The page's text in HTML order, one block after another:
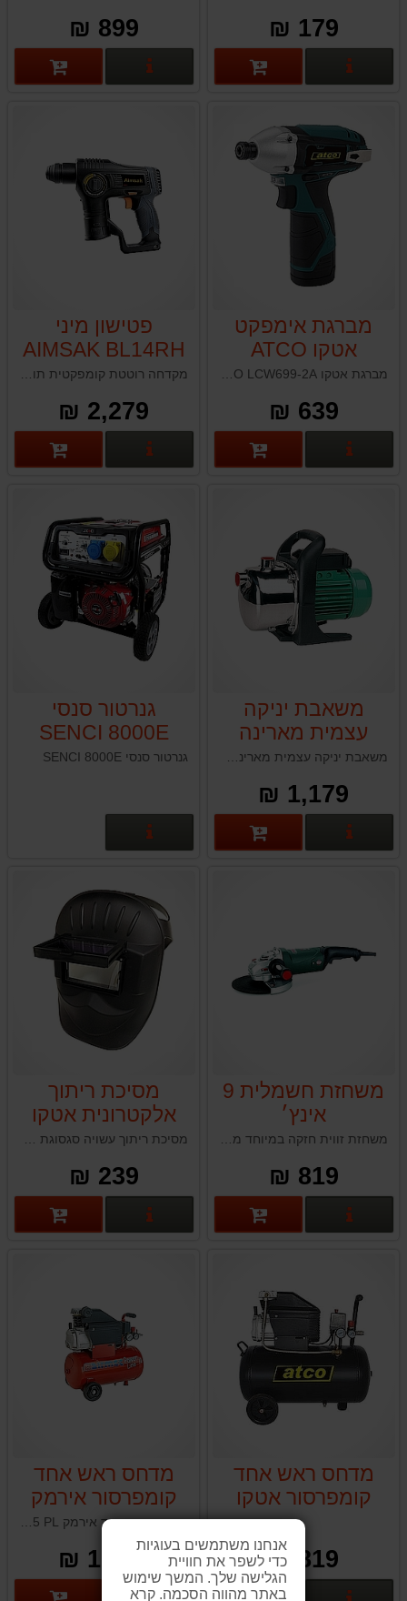
אנחנו משתמשים בעוגיות
כדי לשפר את חוויית
הגלישה שלך. המשך שימוש
באתר מהווה הסכמה. קרא
179 ₪
פרטים נוספים
LCW699-2A
899 ₪
פרטים נוספים
מברגת אימפקט
אטקו ATCO
LCW699-2A
639 ₪
פרטים נוספים
פטישון מיני
AIMSAK BL14RH
2,279 ₪
פרטים נוספים
משאבת יניקה
עצמית מארינה
MARINA CAM 88
HL
1,179 ₪
פרטים נוספים
גנרטור סנסי
SENCI 8000E
גנרטור סנסי SENCI 8000E
משחזת חשמלית 9
אינץ׳
משחזת זווית חזקה במיוחד מבית ARGES לעבודות השחזה וחיתוך.
819 ₪
פרטים נוספים
מסיכת ריתוך
אלקטרונית אטקו
ATCO VOUGE
400S
מסיכת ריתוך עשויה סגסוגת אלומיניום איכותי ומעטפת פוליקרבונט, עמידה ובעלת חיי שירות ארוכים, קלה להתקנה ולהסרה.
239 ₪
פרטים נוספים
מדחס ראש אחד
קומפרסור אטקו
ATCO HM2024F-
E819 ₪
פרטים נוספים
מדחס ראש אחד
קומפרסור אירמק
AIRMEC CH25
PL
1,049 ₪
פרטים נוספים